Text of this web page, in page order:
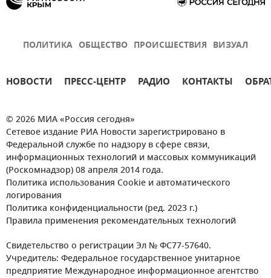
ПОЛИТИКА ОБЩЕСТВО ПРОИСШЕСТВИЯ ВИЗУАЛ
НОВОСТИ ПРЕСС-ЦЕНТР РАДИО КОНТАКТЫ
© 2026 МИА «Россия сегодня»
Сетевое издание РИА Новости зарегистрировано в
Федеральной службе по надзору в сфере связи,
информационных технологий и массовых коммуникаций
(Роскомнадзор) 08 апреля 2014 года.
Политика использования Cookie и автоматического
логирования
Политика конфиденциальности (ред. 2023 г.)
Правила применения рекомендательных технологий
Свидетельство о регистрации Эл № ФС77-57640.
Учредитель: Федеральное государственное унитарное
предприятие Международное информационное агентство